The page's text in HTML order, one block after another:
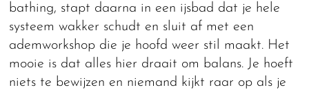
bathing, stapt daarna in een ijsbad dat je hele
systeem wakker schudt en sluit af met een
ademworkshop die je hoofd weer stil maakt. Het
mooie is dat alles hier draait om balans. Je hoeft
niets te bewijzen en niemand kijkt raar op als je